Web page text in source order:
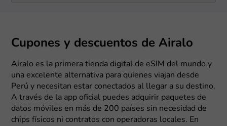
Cupones y descuentos de Airalo
Airalo es la primera tienda digital de eSIM del mundo y
una excelente alternativa para quienes viajan desde
Perú y necesitan estar conectados al llegar a su destino.
A través de la app oficial puedes adquirir paquetes de
datos móviles en más de 200 países sin necesidad de
chips físicos ni contratos con operadoras locales. En